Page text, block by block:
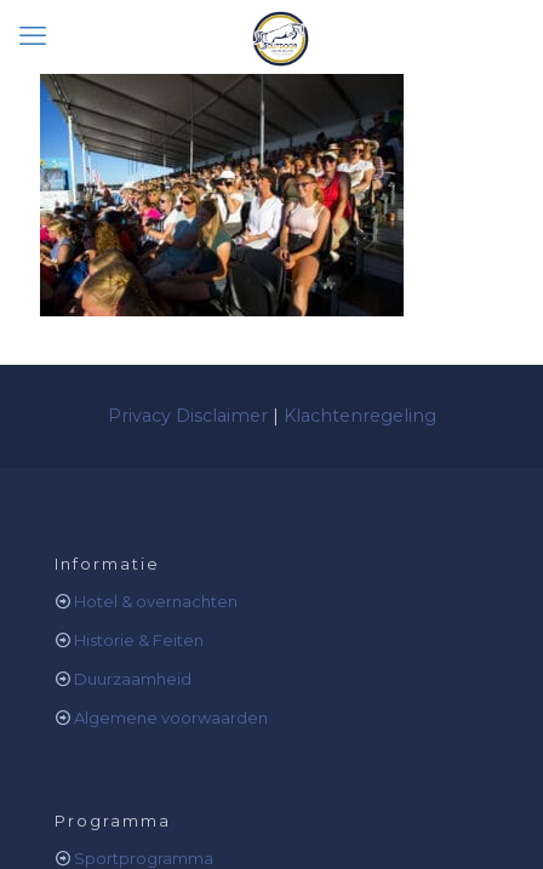
Privacy Disclaimer| Klachtenregeling
Informatie
Hotel & overnachten
Historie & Feiten
Duurzaamheid
Algemene voorwaarden
Programma
Sportprogramma